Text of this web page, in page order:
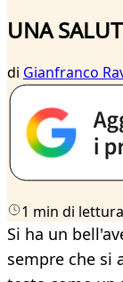
UNA
di Gianfranco
1 min di lettura
Si ha un
sempre che si